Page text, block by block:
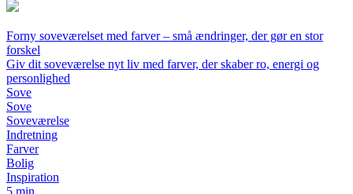
Forny soveværelset med farver – små ændringer, der gør en stor
forskel
Giv dit soveværelse nyt liv med farver, der skaber ro, energi og
personlighed
Sove
Sove
Soveværelse
Indretning
Farver
Bolig
Inspiration